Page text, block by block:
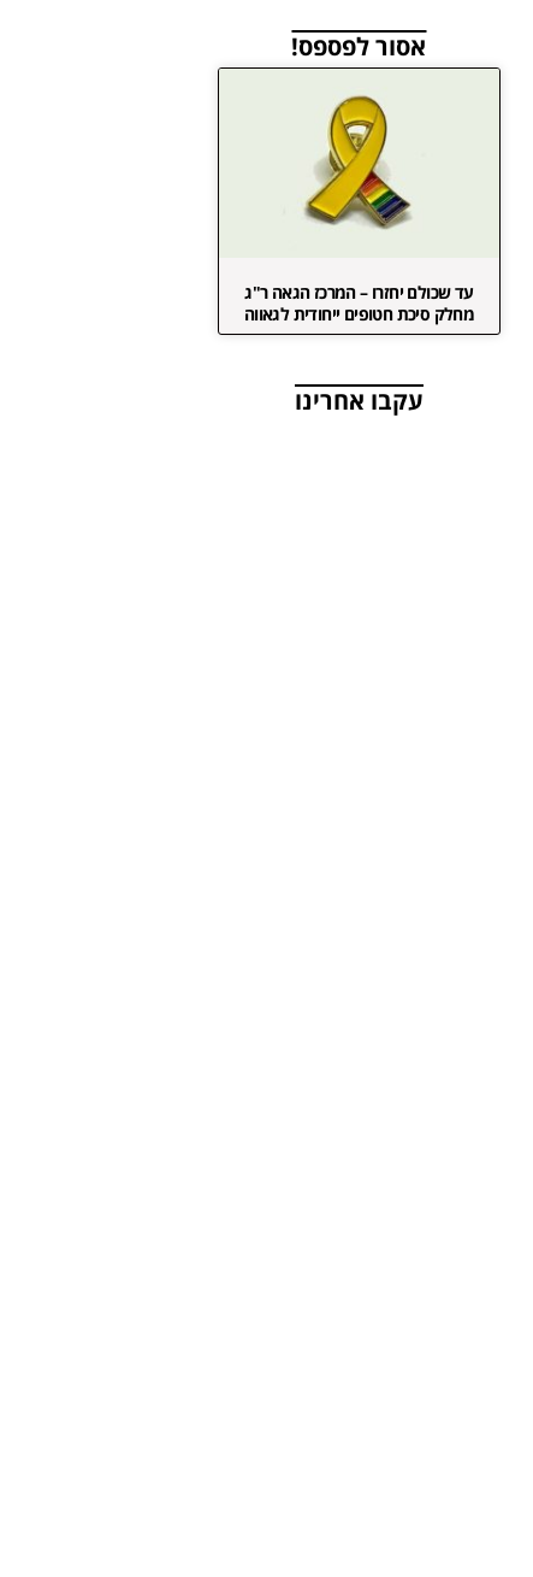
אסור לפספס!
עד שכולם יחזרו – המרכז הגאה ר"ג
מחלק סיכת חטופים ייחודית לגאווה
עקבו אחרינו